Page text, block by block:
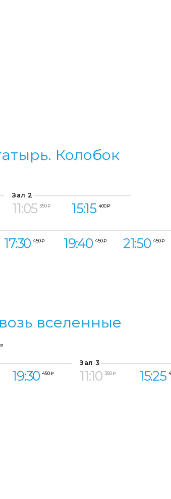
Колобок
Зал 2
11:05 350 ₽ 15:15 400 ₽
17:30 450 ₽ 19:40 450 ₽ 21:50 450 ₽
вселенные
19:30 450 ₽
Зал 3
11:10 350 ₽ 15:25